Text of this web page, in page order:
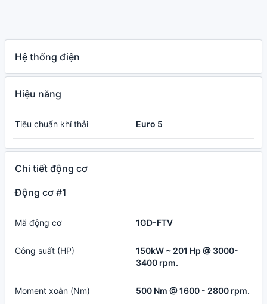
Hệ thống điện
Hiệu năng
Tiêu chuẩn khí thải Euro 5
Chi tiết động cơ
Động cơ #1
Mã động cơ 1GD-FTV
Công suất (HP)
150kW ~ 201 Hp @ 3000-
3400 rpm.
Moment xoắn (Nm) 500 Nm @ 1600 - 2800 rpm.